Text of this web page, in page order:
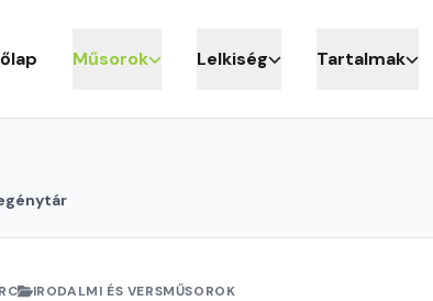
Műsorok Lelkiség Tartalmak
IRODALMI ÉS VERSMŰSOROK